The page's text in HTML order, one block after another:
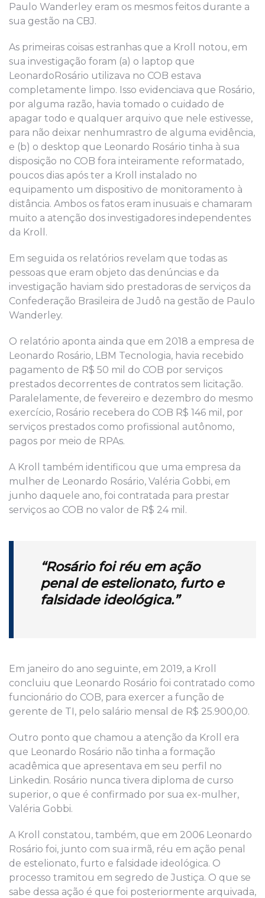
Paulo Wanderley eram os mesmos feitos durante a
sua gestão na CBJ.
As primeiras coisas estranhas que a Kroll notou, em
sua investigação foram (a) o laptop que
LeonardoRosário utilizava no COB estava
completamente limpo. Isso evidenciava que Rosário,
por alguma razão, havia tomado o cuidado de
apagar todo e qualquer arquivo que nele estivesse,
para não deixar nenhumrastro de alguma evidência,
e (b) o desktop que Leonardo Rosário tinha à sua
disposição no COB fora inteiramente reformatado,
poucos dias após ter a Kroll instalado no
equipamento um dispositivo de monitoramento à
distância. Ambos os fatos eram inusuais e chamaram
muito a atenção dos investigadores independentes
da Kroll.
Em seguida os relatórios revelam que todas as
pessoas que eram objeto das denúncias e da
investigação haviam sido prestadoras de serviços da
Confederação Brasileira de J udô na gestão de Paulo
Wanderley.
O relatório aponta ainda que em 2018 a empresa de
Leonardo Rosário, LBM Tecnologia, havia recebido
pagamento de R$ 50 mil do COB por serviços
prestados decorrentes de contratos sem licitação.
Paralelamente, de fevereiro e dezembro do mesmo
exercício, Rosário recebera do COB R$ 146 mil , por
serviços prestados como profissional autônomo,
pagos por meio de RPAs.
A Kroll também identificou que uma empresa da
mulher de Leonardo Rosário, Valéria Gobbi, em
junho daquele ano, foi contratada para prestar
serviços ao COB no valor de R$ 24 mil.
“Rosário foi réu em ação
penal de estelionato, furto e
falsidade ideológica.”
Em janeiro do ano seguinte, em 2019, a Kroll
concluiu que Leonardo Rosário foi contratado como
funcionário do COB, para exercer a função de
gerente de TI, pelo salário mensal de R$ 25.900,00.
Outro ponto que chamou a atenção da Kroll era
que Leonardo Rosário não tinha a formação
acadêmica que apresentava em seu perfil no
Linkedin. Rosário nunca tivera diploma de curso
superior, o que é confirmado por sua ex-mulher,
Valéria Gobbi.
A Kroll constatou, também, que em 2006 Leonardo
Rosário foi, junto com sua irmã, réu em ação penal
de estelionato, furto e falsidade ideológica. O
processo tramitou em segredo de Justiça. O que se
sabe dessa ação é que foi posteriormente arquivada,